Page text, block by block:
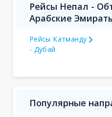
Рейсы Непал -
Арабские
Рейсы Катманду
- Дубай
Популярные